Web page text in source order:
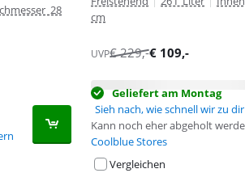
28
cm
UVP€229,-€ 109,-
Geliefert am Montag
Sieh nach, wie schnell wir zu
Kann noch eher abgeholt
Coolblue Stores
Vergleichen